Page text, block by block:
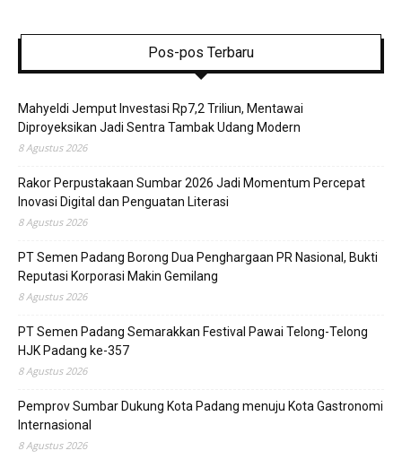
Pos-pos Terbaru
Mahyeldi Jemput Investasi Rp7,2 Triliun, Mentawai
Diproyeksikan Jadi Sentra Tambak Udang Modern
8 Agustus 2026
Rakor Perpustakaan Sumbar 2026 Jadi Momentum Percepat
Inovasi Digital dan Penguatan Literasi
8 Agustus 2026
PT Semen Padang Borong Dua Penghargaan PR Nasional, Bukti
Reputasi Korporasi Makin Gemilang
8 Agustus 2026
PT Semen Padang Semarakkan Festival Pawai Telong-Telong
HJK Padang ke-357
8 Agustus 2026
Pemprov Sumbar Dukung Kota Padang menuju Kota Gastronomi
Internasional
8 Agustus 2026